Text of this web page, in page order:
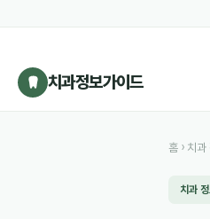
치과정보가이드
홈 › 치과
치과